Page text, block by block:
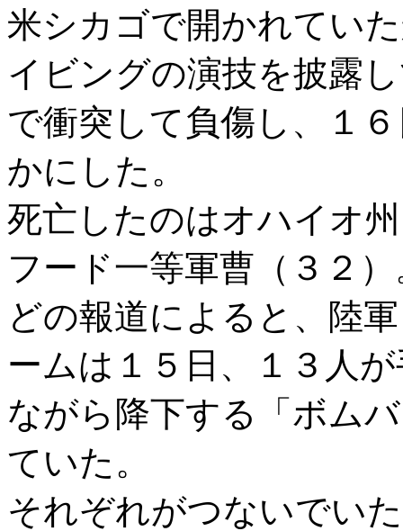
米シカゴで開かれてい
イビングの演技を披露
で衝突して負傷し、１
かにした。
死亡したのはオハイオ
フード一等軍曹（３２
どの報道によると、陸
ームは１５日、１３人
ながら降下する「ボム
ていた。
それぞれがつないでい